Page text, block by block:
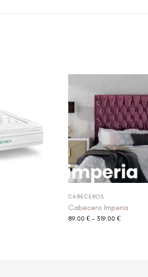
CABECEROS
Cabecero Imperia
89.00 € - 319.00 €